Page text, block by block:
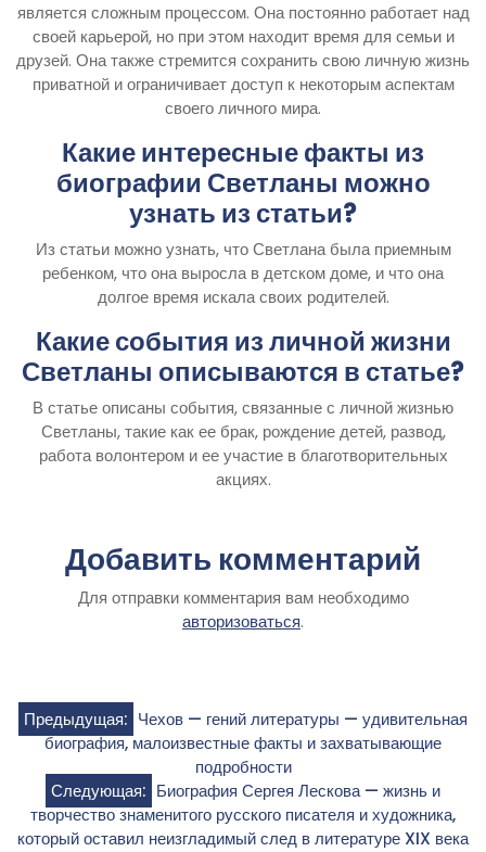
является сложным процессом. Она постоянно работает над
своей карьерой, но при этом находит время для семьи и
друзей. Она также стремится сохранить свою личную жизнь
приватной и ограничивает доступ к некоторым аспектам
своего личного мира.
Какие интересные факты из
биографии Светланы можно
узнать из статьи?
Из статьи можно узнать, что Светлана была приемным
ребенком, что она выросла в детском доме, и что она
долгое время искала своих родителей.
Какие события из личной жизни
Светланы описываются в статье?
В статье описаны события, связанные с личной жизнью
Светланы, такие как ее брак, рождение детей, развод,
работа волонтером и ее участие в благотворительных
акциях.
Добавить комментарий
Для отправки комментария вам необходимо
авторизоваться.
Навигация
по
записям
Предыдущая: Чехов — гений литературы — удивительная
биография, малоизвестные факты и захватывающие
подробности
Следующая: Биография Сергея Лескова — жизнь и
творчество знаменитого русского писателя и художника,
который оставил неизгладимый след в литературе XIX века